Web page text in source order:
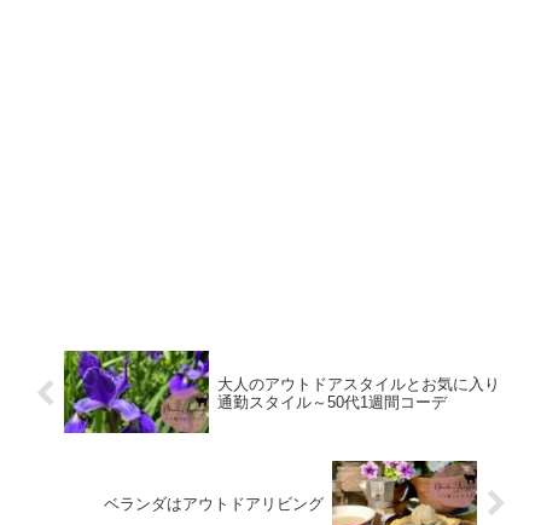
大人のアウトドアスタイルとお気に入り
通勤スタイル～50代1週間コーデ
ベランダはアウトドアリビング